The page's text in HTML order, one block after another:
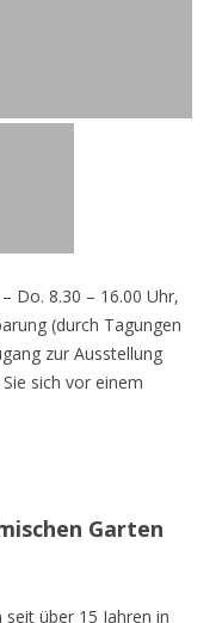
Do. 8.30 – 16.00 Uhr,
(durch Tagungen
zur Ausstellung
sich vor einem
Garten
über 15 Jahren in